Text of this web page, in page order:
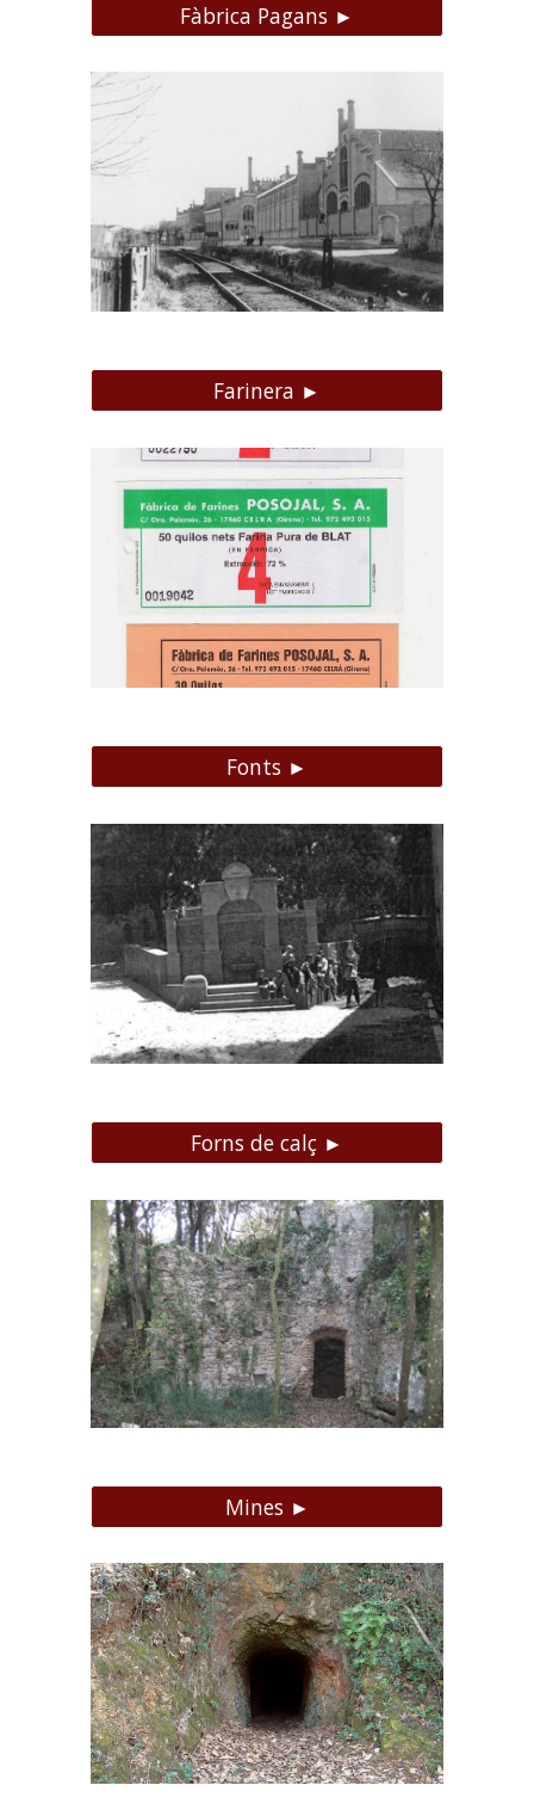
Fàbrica Pagans ►
Farinera ►
Fonts ►
Forns de calç ►
Mines ►